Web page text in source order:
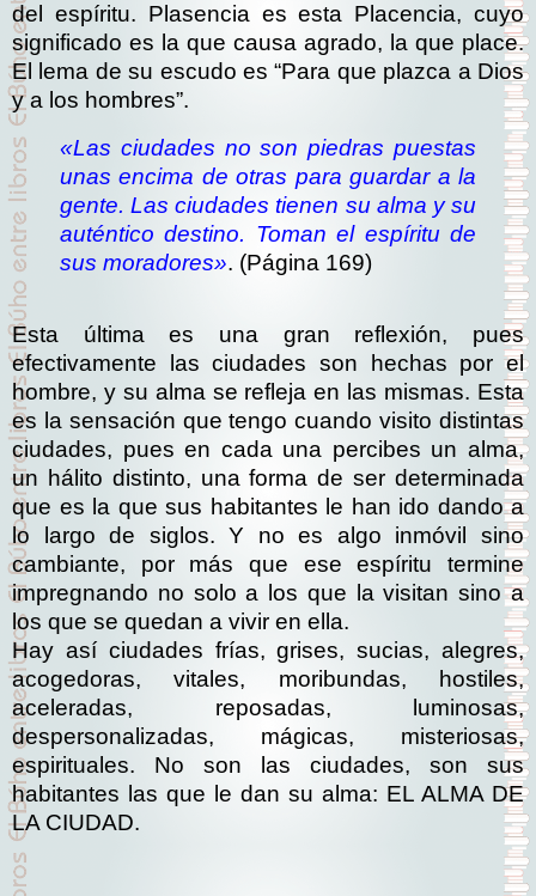
del espíritu. Plasencia es esta Placencia, cuyo
significado es la que causa agrado, la que place.
El lema de su escudo es “Para que plazca a Dios
y a los hombres”.
«Las ciudades no son piedras puestas
unas encima de otras para guardar a la
gente. Las ciudades tienen su alma y su
auténtico destino. Toman el espíritu de
sus moradores». (Página 169)
Esta última es una gran reflexión, pues
efectivamente las ciudades son hechas por el
hombre, y su alma se refleja en las mismas. Esta
es la sensación que tengo cuando visito distintas
ciudades, pues en cada una percibes un alma,
un hálito distinto, una forma de ser determinada
que es la que sus habitantes le han ido dando a
lo largo de siglos. Y no es algo inmóvil sino
cambiante, por más que ese espíritu termine
impregnando no solo a los que la visitan sino a
los que se quedan a vivir en ella.
Hay así ciudades frías, grises, sucias, alegres,
acogedoras, vitales, moribundas, hostiles,
aceleradas, reposadas, luminosas,
despersonalizadas, mágicas, misteriosas,
espirituales. No son las ciudades, son sus
habitantes las que le dan su alma: EL ALMA DE
LA CIUDAD.